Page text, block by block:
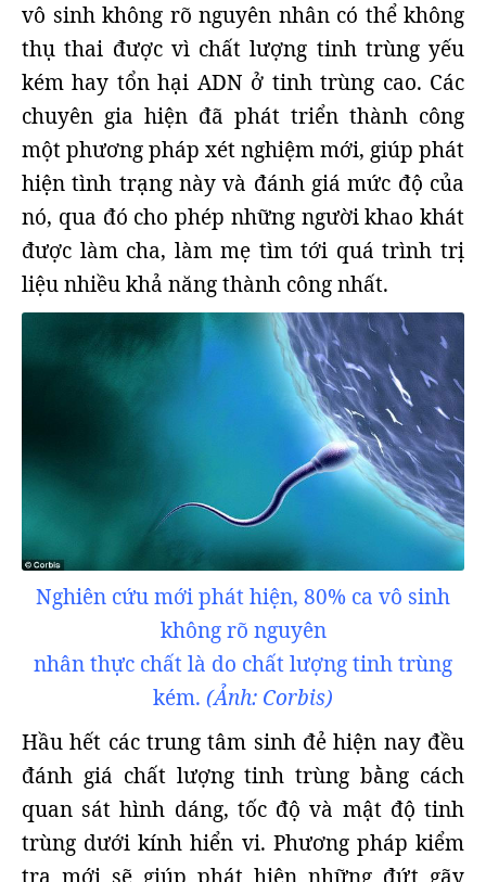
vô sinh không rõ nguyên nhân có thể không
thụ thai được vì chất lượng tinh trùng yếu
kém hay tổn hại ADN ở tinh trùng cao. Các
chuyên gia hiện đã phát triển thành công
một phương pháp xét nghiệm mới, giúp phát
hiện tình trạng này và đánh giá mức độ của
nó, qua đó cho phép những người khao khát
được làm cha, làm mẹ tìm tới quá trình trị
liệu nhiều khả năng thành công nhất.
Nghiên cứu mới phát hiện, 80% ca vô sinh
không rõ nguyên
nhân thực chất là do chất lượng tinh trùng
kém. (Ảnh: Corbis)
Hầu hết các trung tâm sinh đẻ hiện nay đều
đánh giá chất lượng tinh trùng bằng cách
quan sát hình dáng, tốc độ và mật độ tinh
trùng dưới kính hiển vi. Phương pháp kiểm